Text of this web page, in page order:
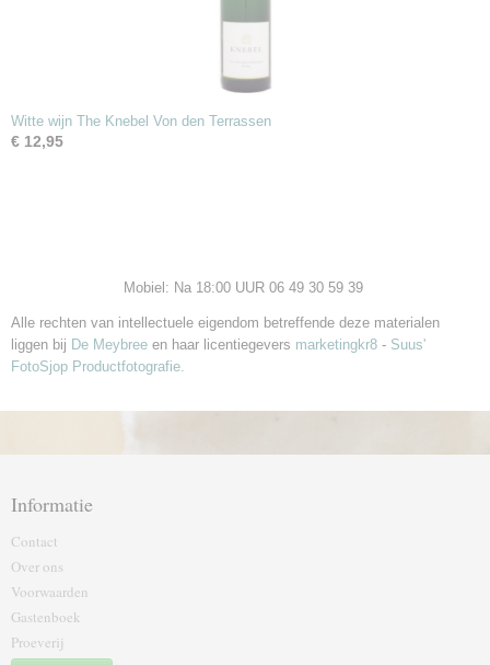
Witte wijn The Knebel Von den Terrassen
€ 12,95
Mobiel: Na 18:00 UUR 06 49 30 59 39
Alle rechten van intellectuele eigendom betreffende deze materialen
liggen bij De Meybree en haar licentiegevers marketingkr8 - Suus'
FotoSjop Productfotografie.
Informatie
Contact
Over ons
Voorwaarden
Gastenboek
Proeverij